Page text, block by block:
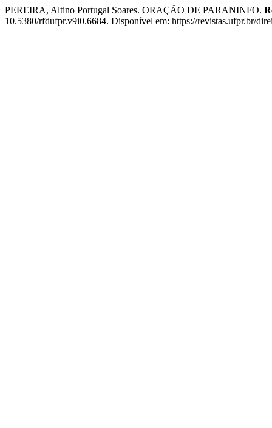
PEREIRA, Altino Portugal Soares. ORAÇÃO DE PARANINFO.
10.5380/rfdufpr.v9i0.6684. Disponível em: https://revistas.ufpr.br/